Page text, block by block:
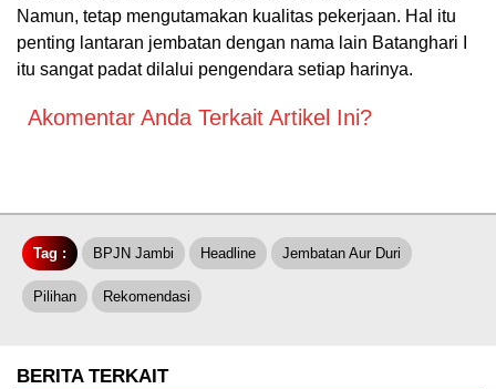
Namun, tetap mengutamakan kualitas pekerjaan. Hal itu
penting lantaran jembatan dengan nama lain Batanghari I
itu sangat padat dilalui pengendara setiap harinya.
Akomentar Anda Terkait Artikel Ini?
Tag : BPJN Jambi Headline Jembatan Aur Duri
Pilihan Rekomendasi
BERITA TERKAIT